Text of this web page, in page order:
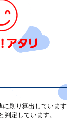
則り算出しています
判定しています。